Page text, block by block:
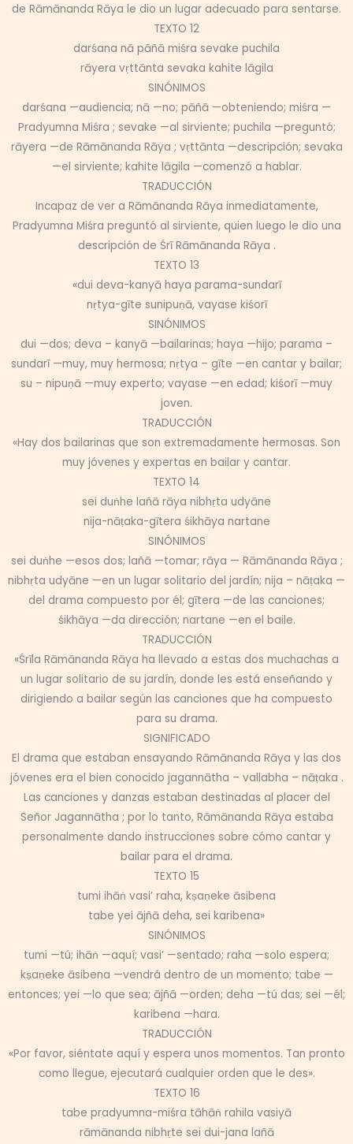
de Rāmānanda Rāya le dio un lugar adecuado para sentarse.
TEXTO 12
darśana nā pāñā miśra sevake puchila
rāyera vṛttānta sevaka kahite lāgila
SINÓNIMOS
darśana —audiencia; nā —no; pāñā —obteniendo; miśra —
Pradyumna Miśra ; sevake —al sirviente; puchila —preguntó;
rāyera —de Rāmānanda Rāya ; vṛttānta —descripción; sevaka
—el sirviente; kahite lāgila —comenzó a hablar.
TRADUCCIÓN
Incapaz de ver a Rāmānanda Rāya inmediatamente,
Pradyumna Miśra preguntó al sirviente, quien luego le dio una
descripción de Śrī Rāmānanda Rāya .
TEXTO 13
«dui deva-kanyā haya parama-sundarī
nṛtya-gīte sunipuṇā, vayase kiśorī
SINÓNIMOS
dui —dos; deva – kanyā —bailarinas; haya —hijo; parama –
sundarī —muy, muy hermosa; nṛtya – gīte —en cantar y bailar;
su – nipuṇā —muy experto; vayase —en edad; kiśorī —muy
joven.
TRADUCCIÓN
«Hay dos bailarinas que son extremadamente hermosas. Son
muy jóvenes y expertas en bailar y cantar.
TEXTO 14
sei duṅhe lañā rāya nibhṛta udyāne
nija-nāṭaka-gītera śikhāya nartane
SINÓNIMOS
sei duṅhe —esos dos; lañā —tomar; rāya — Rāmānanda Rāya ;
nibhṛta udyāne —en un lugar solitario del jardín; nija – nāṭaka —
del drama compuesto por él; gītera —de las canciones;
śikhāya —da dirección; nartane —en el baile.
TRADUCCIÓN
«Śrīla Rāmānanda Rāya ha llevado a estas dos muchachas a
un lugar solitario de su jardín, donde les está enseñando y
dirigiendo a bailar según las canciones que ha compuesto
para su drama.
SIGNIFICADO
El drama que estaban ensayando Rāmānanda Rāya y las dos
jóvenes era el bien conocido jagannātha – vallabha – nāṭaka .
Las canciones y danzas estaban destinadas al placer del
Señor Jagannātha ; por lo tanto, Rāmānanda Rāya estaba
personalmente dando instrucciones sobre cómo cantar y
bailar para el drama.
TEXTO 15
tumi ihāṅ vasi’ raha, kṣaṇeke āsibena
tabe yei ājñā deha, sei karibena»
SINÓNIMOS
tumi —tú; ihāṅ —aquí; vasi’ —sentado; raha —solo espera;
kṣaṇeke āsibena —vendrá dentro de un momento; tabe —
entonces; yei —lo que sea; ājñā —orden; deha —tú das; sei —él;
karibena —hara.
TRADUCCIÓN
«Por favor, siéntate aquí y espera unos momentos. Tan pronto
como llegue, ejecutará cualquier orden que le des».
TEXTO 16
tabe pradyumna-miśra tāhāṅ rahila vasiyā
rāmānanda nibhṛte sei dui-jana lañā